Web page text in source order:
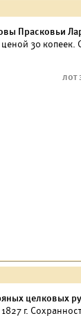
Прасковьи
30
целковых
г.